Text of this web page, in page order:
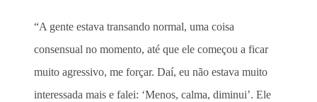
“A gente estava transando normal, uma coisa
consensual no momento, até que ele começou a ficar
muito agressivo, me forçar. Daí, eu não estava muito
interessada mais e falei: ‘Menos, calma, diminui’. Ele